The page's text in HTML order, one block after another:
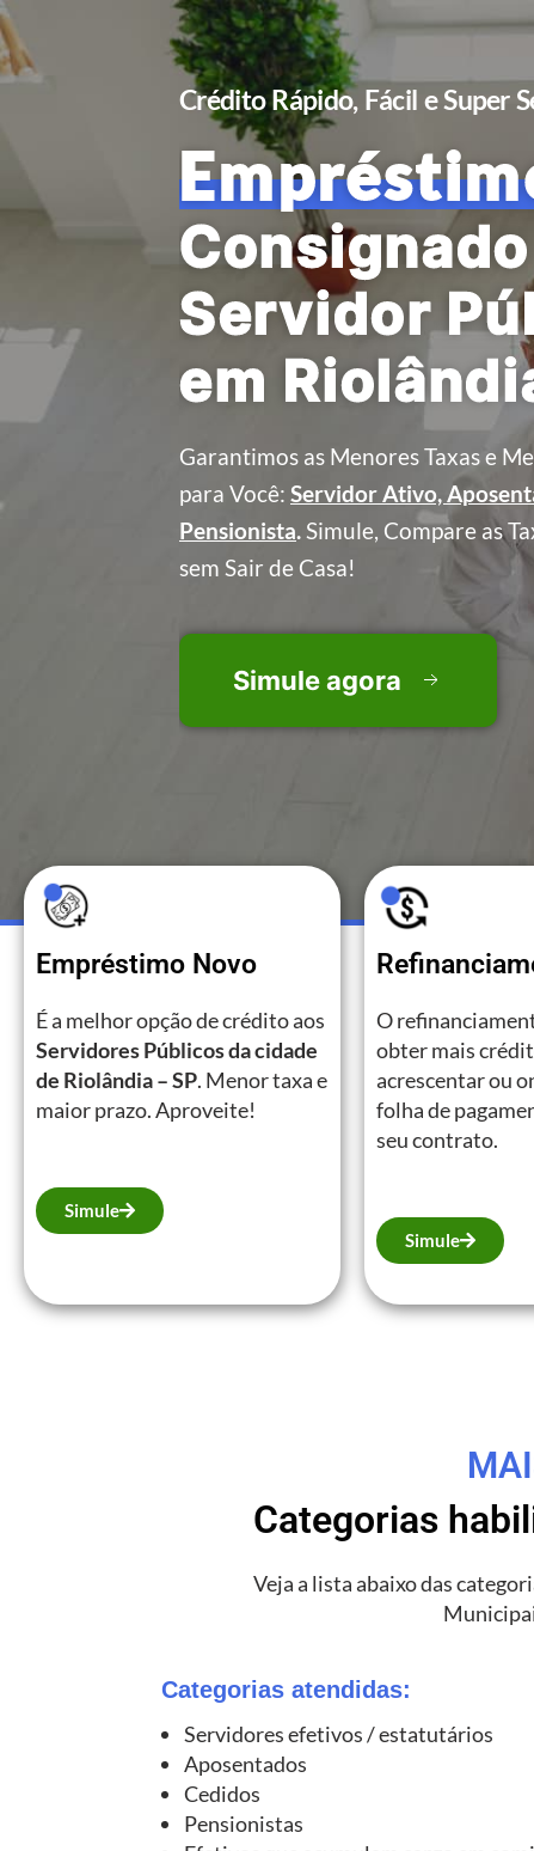
Crédito Rápido, Fácil e Super
Servidor
em
Garantimos as Menores Taxas e
para Você: Servidor Ativo,
Pensionista.Simule, Compare as
sem Sair de Casa!
Simule agora
Empréstimo Novo
É a melhor opção de crédito aos
Servidores Públicos da cidade
de Riolândia – SP. Menor taxa e
maior prazo. Aproveite!
Simule
O
obter mais
acrescentar ou
folha de
seu contrato.
Simule
Categorias
Veja a lista abaixo das
Categorias atendidas:
Servidores efetivos / estatutários
Aposentados
Cedidos
Pensionistas